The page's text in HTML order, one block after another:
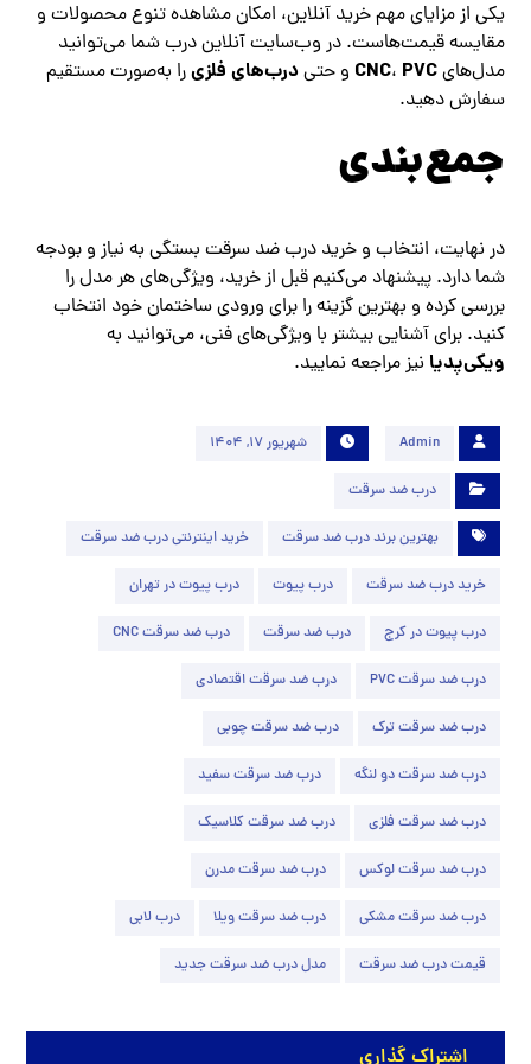
یکی از مزایای مهم خرید آنلاین، امکان مشاهده تنوع محصولات و
مقایسه قیمت‌هاست. در وب‌سایت آنلاین درب شما می‌توانید
مدل‌های
CNC، PVC و حتی درب‌های فلزیرا به‌صورت مستقیم
سفارش دهید.
جمع‌بندی
در نهایت، انتخاب و خرید درب ضد سرقت بستگی به نیاز و بودجه
شما دارد. پیشنهاد می‌کنیم قبل از خرید، ویژگی‌های هر مدل را
بررسی کرده و بهترین گزینه را برای ورودی ساختمان خود انتخاب
کنید. برای آشنایی بیشتر با ویژگی‌های فنی، می‌توانید به
ویکی‌پدیا نیز مراجعه نمایید.
Admin شهریور 17, 1404
درب ضد سرقت
بهترین برند درب ضد سرقت خرید اینترنتی درب ضد سرقت
خرید درب ضد سرقت درب پیوت درب پیوت در تهران
درب پیوت در کرج درب ضد سرقت درب ضد سرقت CNC
درب ضد سرقت PVC درب ضد سرقت اقتصادی
درب ضد سرقت ترک درب ضد سرقت چوبی
درب ضد سرقت دو لنگه درب ضد سرقت سفید
درب ضد سرقت فلزی درب ضد سرقت کلاسیک
درب ضد سرقت لوکس درب ضد سرقت مدرن
درب ضد سرقت مشکی درب ضد سرقت ویلا درب لابی
قیمت درب ضد سرقت مدل درب ضد سرقت جدید